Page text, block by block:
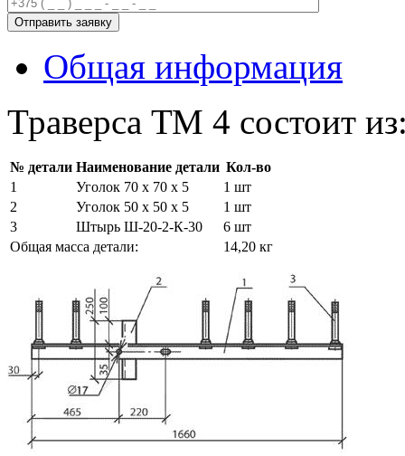
Общая информация
Траверса ТМ 4 состоит
№ детали Наименование детали Кол-во
1
Уголок 70 х 70 х 5
1 шт
2
Уголок 50 х 50 х 5
1 шт
3
Штырь Ш-20-2-К-30
6 шт
Общая масса детали:
14,20 кг